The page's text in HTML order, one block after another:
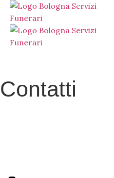
Contatti